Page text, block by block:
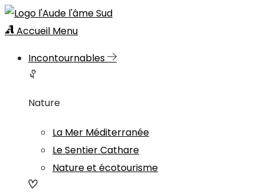
Accueil Menu
Incontournables
Nature
La Mer Méditerranée
Le Sentier Cathare
Nature et écotourisme